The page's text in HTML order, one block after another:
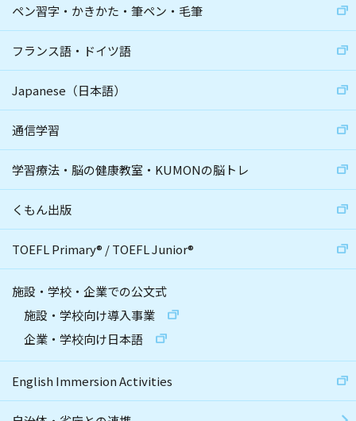
ペン習字・かきかた・筆ペン・毛筆
フランス語・ドイツ語
Japanese（日本語）
通信学習
学習療法・脳の健康教室・KUMONの脳トレ
くもん出版
TOEFL Primary® /TOEFL Junior®
施設・学校・企業での公文式
施設・学校向け導入事業
企業・学校向け日本語
English Immersion Activities